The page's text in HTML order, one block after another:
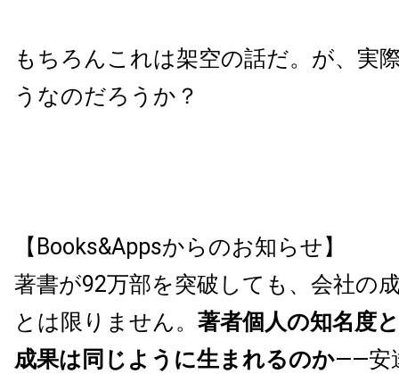
もちろんこれは架空の話だ。が、実
うなのだろうか？
【Books&Appsからのお知らせ】
著書が92万部を突破しても、会社の
とは限りません。 著者個人の知名度
成果は同じように生まれるのか——安